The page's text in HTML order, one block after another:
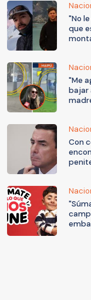
"No
que
"Me
bajar
Con